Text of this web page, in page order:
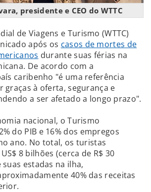
presidente e CEO do WTTC
de Viagens e Turismo (WTTC)
após os casos de mortes de
durante suas férias na
De acordo com a
caribenho "é uma referência
graças à oferta, segurança e
a ser afetado a longo prazo".
nacional, o Turismo
do PIB e 16% dos empregos
ano. No total, os turistas
8 bilhões (cerca de R$ 30
estadas na ilha,
40% das receitas